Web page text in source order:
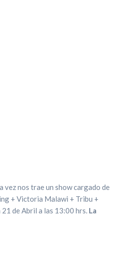
vez nos trae un show cargado de
+ Victoria Malawi + Tribu +
de Abril a las 13:00 hrs. La